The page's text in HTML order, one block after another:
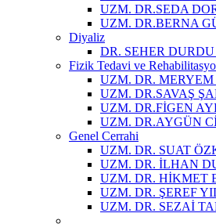
UZM. DR.SEDA
UZM. DR.BERNA
Diyaliz
DR. SEHER
Fizik Tedavi ve
UZM. DR.
UZM. DR.SAVAŞ
UZM. DR.FİGEN
UZM. DR.AYGÜN
Genel Cerrahi
UZM. DR. SUAT
UZM. DR. İLHAN
UZM. DR. HİKMET
UZM. DR. ŞEREF
UZM. DR. SEZAİ